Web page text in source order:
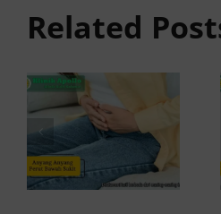
Related
dan Perut
Bawah
Sakit: Apa
Penyebabnya?